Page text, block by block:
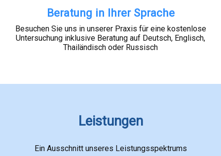
Beratung in Ihrer Sprache
Besuchen Sie uns in unserer Praxis für eine kostenlose
Untersuchung inklusive Beratung auf Deutsch, Englisch,
Thailändisch oder Russisch
Leistungen
Ein Ausschnitt unseres Leistungsspektrums